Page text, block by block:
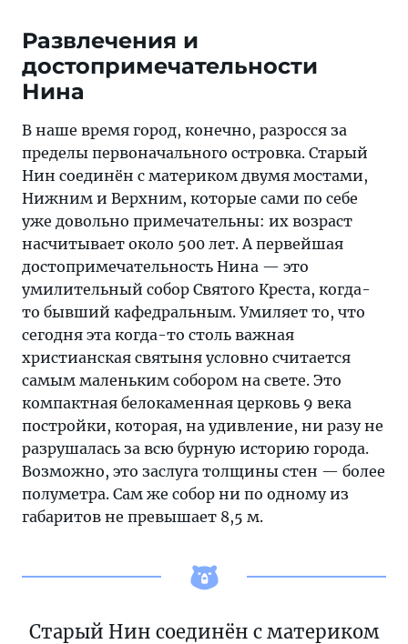
Развлечения и
достопримечательности
Нина
В наше время город, конечно, разросся за
пределы первоначального островка. Старый
Нин соединён с материком двумя мостами,
Нижним и Верхним, которые сами по себе
уже довольно примечательны: их возраст
насчитывает около 500 лет. А первейшая
достопримечательность Нина — это
умилительный собор Святого Креста, когда-
то бывший кафедральным. Умиляет то, что
сегодня эта когда-то столь важная
христианская святыня условно считается
самым маленьким собором на свете. Это
компактная белокаменная церковь 9 века
постройки, которая, на удивление, ни разу не
разрушалась за всю бурную историю города.
Возможно, это заслуга толщины стен — более
полуметра. Сам же собор ни по одному из
габаритов не превышает 8,5 м.
Старый Нин соединён с материком